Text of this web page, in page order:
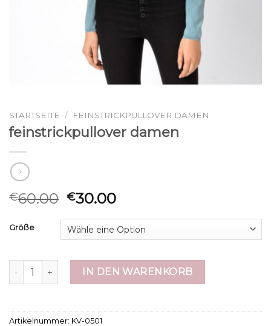
STARTSEITE / FEINSTRICKPULLOVER DAMEN
feinstrickpullover damen
€60.00 €30.00
Größe
feinstrickpullover damen Menge
IN DEN WARENKORB
Artikelnummer: KV-0501